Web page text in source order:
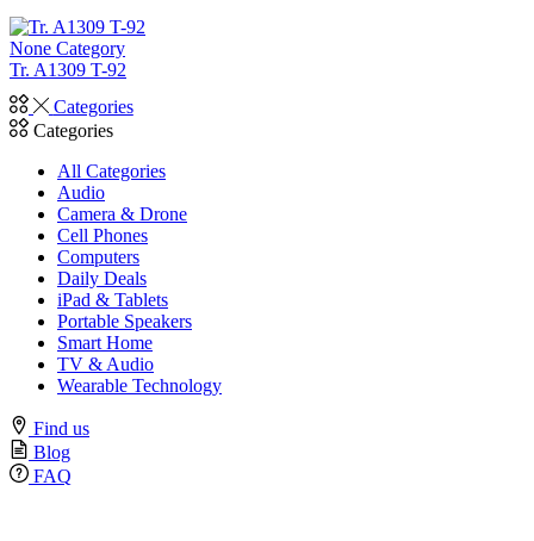
None Category
Tr. A1309 T-92
Categories
Categories
All Categories
Audio
Camera & Drone
Cell Phones
Computers
Daily Deals
iPad & Tablets
Portable Speakers
Smart Home
TV & Audio
Wearable Technology
Find us
Blog
FAQ